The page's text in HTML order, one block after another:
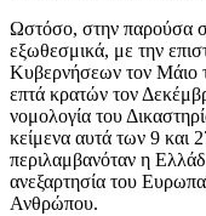
Ωστόσο, στην παρούσα
εξωθεσμικά, με την
Κυβερνήσεων τον Μάιο
επτά κρατών τον
νομολογία του
κείμενα αυτά των 9 και
περιλαμβανόταν η
ανεξαρτησία του
Ανθρώπου.